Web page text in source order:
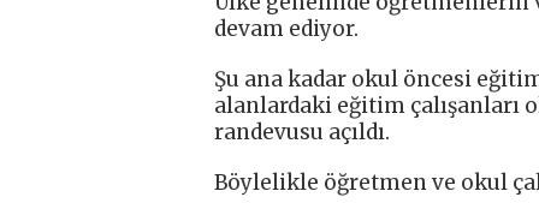
devam ediyor.
Şu ana kadar okul öncesi
alanlardaki eğitim çalışanları
randevusu açıldı.
Böylelikle öğretmen ve okul